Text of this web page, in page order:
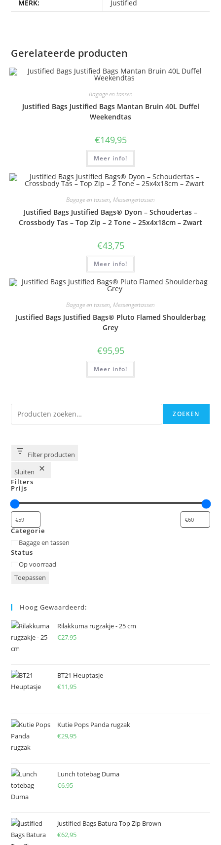
MERK: Justified
Gerelateerde producten
Bagage en tassen
Justified Bags Justified Bags Mantan Bruin 40L Duffel
Weekendtas
€149,95
Meer info!
Bagage en tassen, Messengertassen
Justified Bags Justified Bags® Dyon – Schoudertas –
Crossbody Tas – Top Zip – 2 Tone – 25x4x18cm – Zwart
€43,75
Meer info!
Bagage en tassen, Messengertassen
Justified Bags Justified Bags® Pluto Flamed Shoulderbag
Grey
€95,95
Meer info!
Zoeken ZOEKEN
Filter producten
Sluiten
Filters
Prijs
Categorie
Categorie
Bagage en tassen
Status
Status
Op voorraad
Toepassen
Hoog Gewaardeerd:
Rilakkuma rugzakje - 25 cm
€27,95
BT21 Heuptasje
€11,95
Kutie Pops Panda rugzak
€29,95
Lunch totebag Duma
€6,95
Justified Bags Batura Top Zip Brown
€62,95